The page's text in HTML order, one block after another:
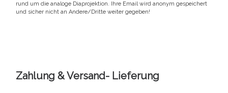
rund um die analoge Diaprojektion. Ihre Email wird anonym gespeichert
und sicher nicht an Andere/Dritte weiter gegeben!
Zahlung & Versand- Lieferung